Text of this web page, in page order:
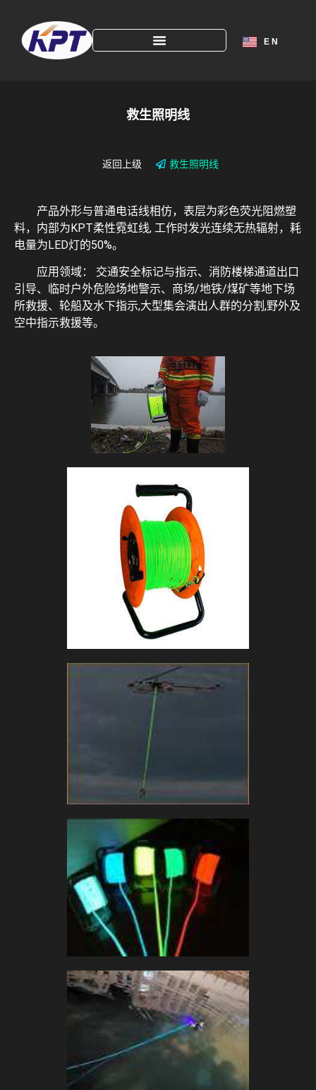
E N
救生照明线
返回上级 救生照明线
产品外形与普通电话线相仿，表层为彩色荧光阻燃塑
料，内部为KPT柔性霓虹线, 工作时发光连续无热辐射，耗
电量为LED灯的50%。
应用领域： 交通安全标记与指示、消防楼梯通道出口
引导、临时户外危险场地警示、商场/地铁/煤矿等地下场
所救援、轮船及水下指示,大型集会演出人群的分割,野外及
空中指示救援等。